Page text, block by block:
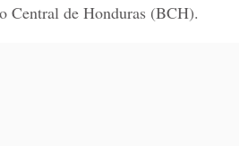
Central de Honduras (BCH).